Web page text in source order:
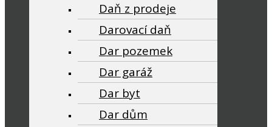
Daň z prodeje
Darovací daň
Dar pozemek
Dar garáž
Dar byt
Dar dům